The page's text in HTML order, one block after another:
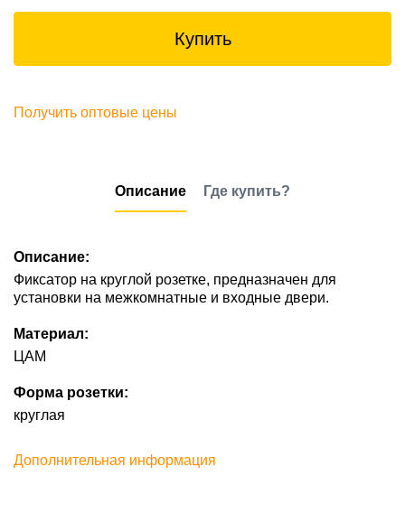
Купить
Получить оптовые цены
Описание Где купить?
Описание:
Фиксатор на круглой розетке, предназначен для
установки на межкомнатные и входные двери.
Материал:
ЦАМ
Форма розетки:
круглая
Дополнительная информация